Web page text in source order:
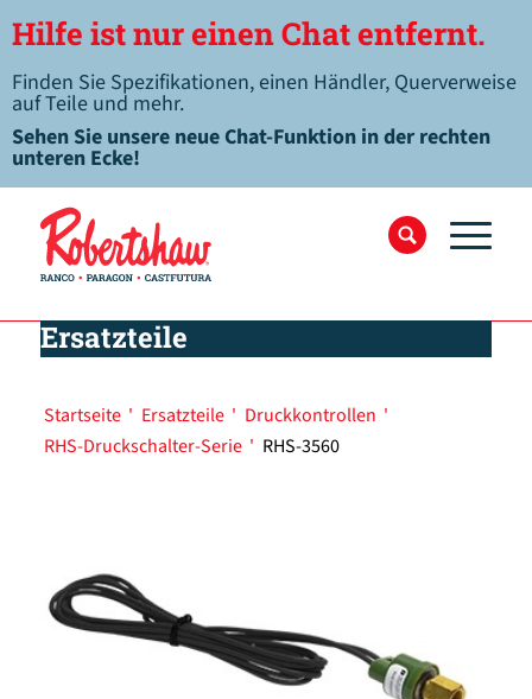
Hilfe ist nur einen Chat entfernt.
Finden Sie Spezifikationen, einen Händler, Querverweise
auf Teile und mehr.
Sehen Sie unsere neue Chat-Funktion in der rechten
unteren Ecke!
Ersatzteile
Startseite ' Ersatzteile ' Druckkontrollen '
RHS-Druckschalter-Serie ' RHS-3560